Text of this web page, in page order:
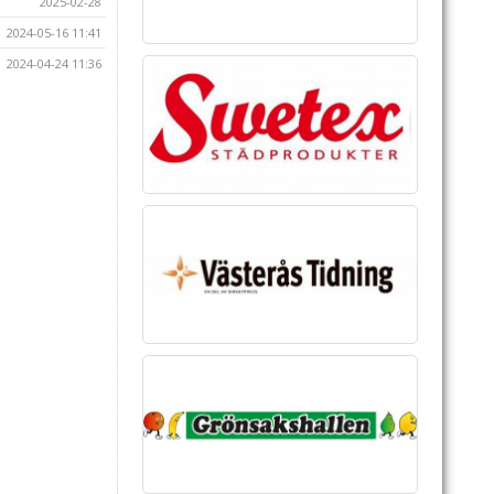
2024-05-16 11:41
2024-04-24 11:36